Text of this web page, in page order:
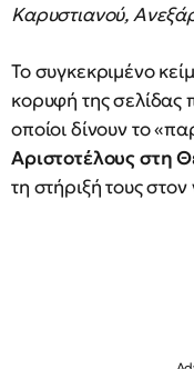
Καρυστιανού,
Το συγκεκριμένο
κορυφή της σελίδας
οποίοι δίνουν το
Αριστοτέλους στη
τη στήριξή τους